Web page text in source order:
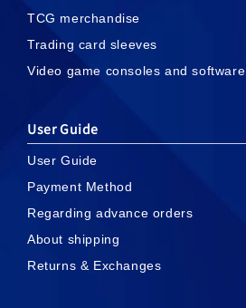
TCG merchandise
Trading card sleeves
Video game consoles and software
User Guide
User Guide
Payment Method
Regarding advance orders
About shipping
Returns & Exchanges